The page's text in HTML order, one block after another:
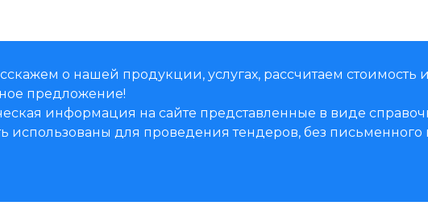
о нашей продукции, услугах, рассчитаем стоимость
предложение!
информация на сайте представленные в виде
использованы для проведения тендеров, без